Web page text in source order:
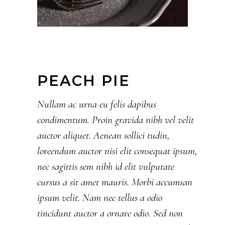
PEACH PIE
Nullam ac urna eu felis dapibus
condimentum. Proin gravida nibh vel velit
auctor aliquet. Aenean sollici tudin,
loreendum auctor nisi elit consequat ipsum,
nec sagittis sem nibh id elit vulputate
cursus a sit amet mauris. Morbi accumsan
ipsum velit. Nam nec tellus a odio
tincidunt auctor a ornare odio. Sed non